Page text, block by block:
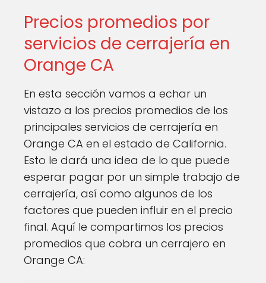
Precios promedios por
servicios de cerrajería en
Orange CA
En esta sección vamos a echar un
vistazo a los precios promedios de los
principales servicios de cerrajería en
Orange CA en el estado de California.
Esto le dará una idea de lo que puede
esperar pagar por un simple trabajo de
cerrajería, así como algunos de los
factores que pueden influir en el precio
final. Aquí le compartimos los precios
promedios que cobra un cerrajero en
Orange CA: